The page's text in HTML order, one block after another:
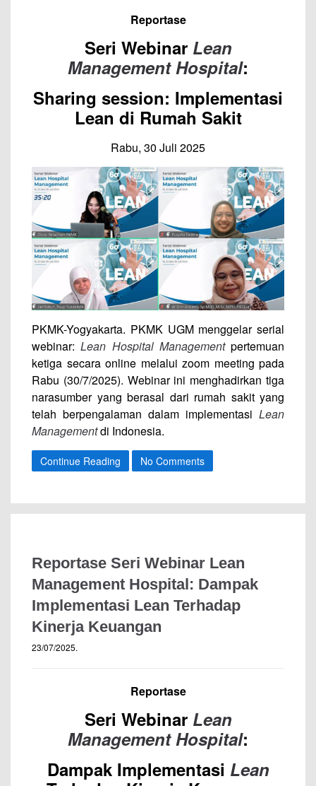
Reportase
Seri Webinar Lean
Management Hospital:
Sharing session: Implementasi
Lean di Rumah Sakit
Rabu, 30 Juli 2025
PKMK-Yogyakarta. PKMK UGM menggelar serial
webinar:Lean Hospital Management pertemuan
ketiga secara online melalui zoom meeting pada
Rabu (30/7/2025). Webinar ini menghadirkan tiga
narasumber yang berasal dari rumah sakit yang
telah berpengalaman dalam implementasi Lean
Managementdi Indonesia.
Continue Reading No Comments
Reportase Seri Webinar Lean
Management Hospital: Dampak
Implementasi Lean Terhadap
Kinerja Keuangan
23/07/2025.
Reportase
Seri Webinar Lean
Management Hospital:
Dampak Implementasi Lean